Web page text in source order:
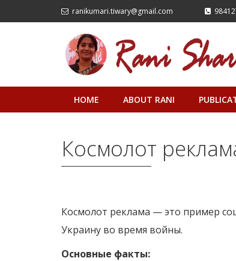
ranikumari.tiwary@gmail.com
HOME ABOUT RANI
Космолот
Космолот реклама — это пример
Украину во время войны.
Основные факты: